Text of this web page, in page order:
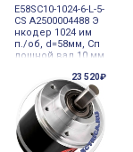
E58SC10-1024-6-L-5-
CS A2500004488 Э
нкодер 1024 им
п./об, d=58мм, Сп
лошной вал 10 мм
23 520₽